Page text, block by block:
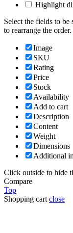
Highlight
Select the fields to
to rearrange the order.
Image
SKU
Rating
Price
Stock
Availability
Add to cart
Description
Content
Weight
Dimensions
Additional
Click outside to hide
Compare
Top
Shopping cart close